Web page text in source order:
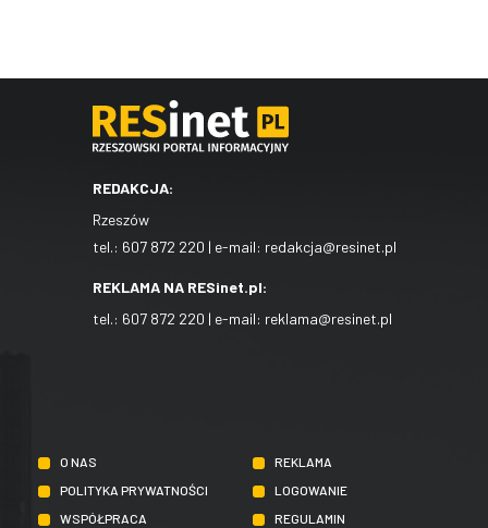
REDAKCJA:
Rzeszów
tel.: 607 872 220 | e-mail: redakcja@resinet.pl
REKLAMA NA RESinet.pl:
tel.: 607 872 220 | e-mail: reklama@resinet.pl
O NAS
REKLAMA
POLITYKA PRYWATNOŚCI
LOGOWANIE
WSPÓŁPRACA
REGULAMIN